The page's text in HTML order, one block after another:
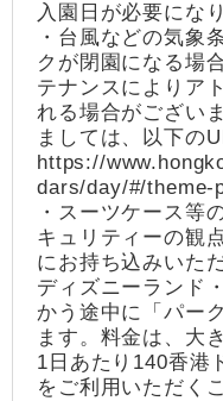
入園日が必要にな
・台風などの気象
クが閉園になる場
テナンスによりア
れる場合がござい
ましては、以下の
https://
dars/day/#/theme-
・スーツケース等
キュリティーの観
にお持ち込みいた
ディズニーランド
かう途中に「パー
ます。料金は、大
1日あたり140香港
をご利用いただく